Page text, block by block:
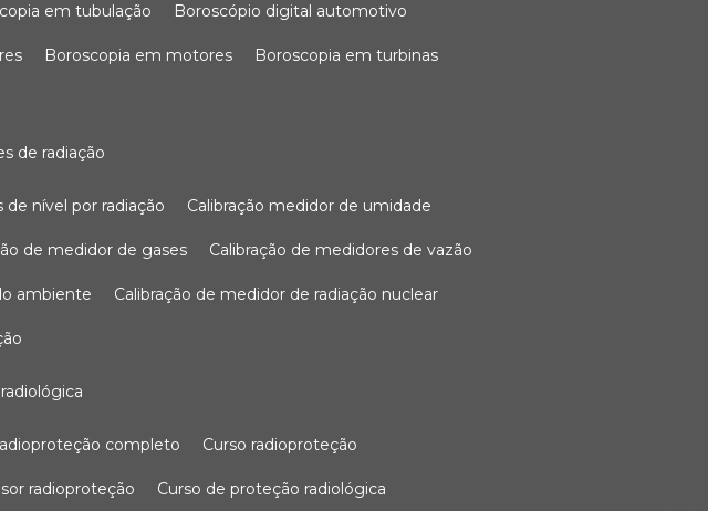
em tubulação boroscópio digital automotivo
boroscopia em motores boroscopia em turbinas
de radiação
de nível por radiação calibração medidor de umidade
de medidor de gases calibração de medidores de vazão
ambiente calibração de medidor de radiação nuclear
completo curso radioproteção
radioproteção curso de proteção radiológica